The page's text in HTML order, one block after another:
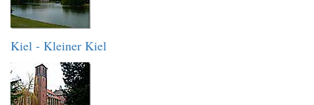
Kiel - Kleiner Kiel